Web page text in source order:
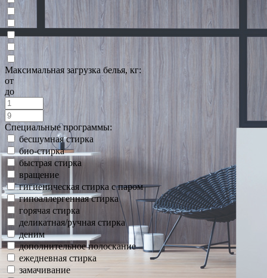
Максимальная загрузка белья, кг:
от
до
Специальные программы:
бесшумная стирка
био-стирка
быстрая стирка
вращение
гигиеническая стирка с паром
гипоаллергенная стирка
горячая стирка
деликатная/ручная стирка
деним
дополнительное полоскание
ежедневная стирка
замачивание